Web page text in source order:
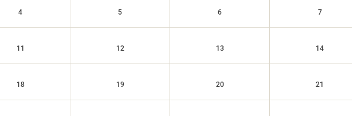
4 5 6 7
11 12 13 14
18 19 20 21